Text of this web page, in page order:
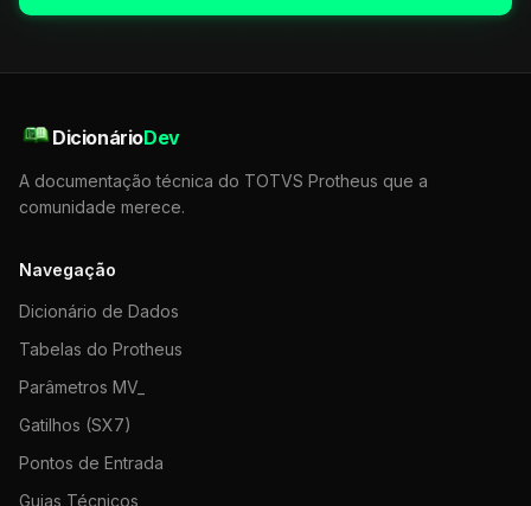
DicionárioDev
A documentação técnica do TOTVS Protheus que a
comunidade merece.
Navegação
Dicionário de Dados
Tabelas do Protheus
Parâmetros MV_
Gatilhos (SX7)
Pontos de Entrada
Guias Técnicos